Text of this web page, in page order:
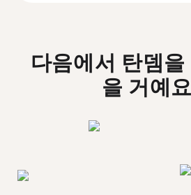
다음에서 탄뎀을
을 거예